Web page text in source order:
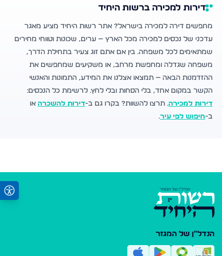
דירות למכירה ברשות היחיד
מחפשים דירה למכירה בישראל? אתר רשות היחיד מציע מאגר
עדכני של נכסים למכירה מכל הארץ — ערים, שכונות וטווחי מחירים
שמתאימים לכל משפחה. בין אם אתם זוג צעיר בתחילת הדרך,
משפחה שגדלה ומחפשת מרחב, או משקיעים שמחפשים את
ההזדמנות הבאה — תמצאו אצלנו את המידע, התמונות והאנשי
הקשר במקום אחד, בלי הסחות ובלי לחץ. לרשימת כל הנכסים:
דירות למכירה. תרצו להשוות? בקרו גם ב-דירות להשכרה או
ב-חיפוש לפי עיר.
הנדל"ן של המגזר